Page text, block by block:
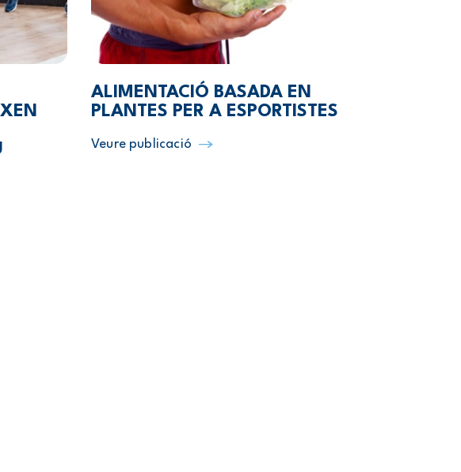
ALIMENTACIÓ BASADA EN
PLANTES PER A ESPORTISTES
Veure publicació